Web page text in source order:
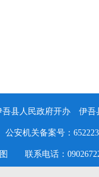
县人民政府开办 伊吾
安机关备案号：
联系电话：